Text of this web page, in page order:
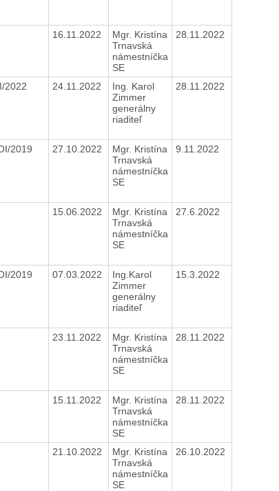
16.11.2022
Mgr. Kristína
Trnavská
námestníčka
SE
28.11.2022
2022 24.11.2022
Ing. Karol
Zimmer
generálny
riaditeľ
28.11.2022
2019 27.10.2022
Mgr. Kristína
Trnavská
námestníčka
SE
9.11.2022
15.06.2022
Mgr. Kristína
Trnavská
námestníčka
SE
27.6.2022
2019 07.03.2022
Ing.Karol
Zimmer
generálny
riaditeľ
15.3.2022
23.11.2022
Mgr. Kristína
Trnavská
námestníčka
SE
28.11.2022
15.11.2022
Mgr. Kristína
Trnavská
námestníčka
SE
28.11.2022
21.10.2022
Mgr. Kristína
Trnavská
námestníčka
SE
26.10.2022